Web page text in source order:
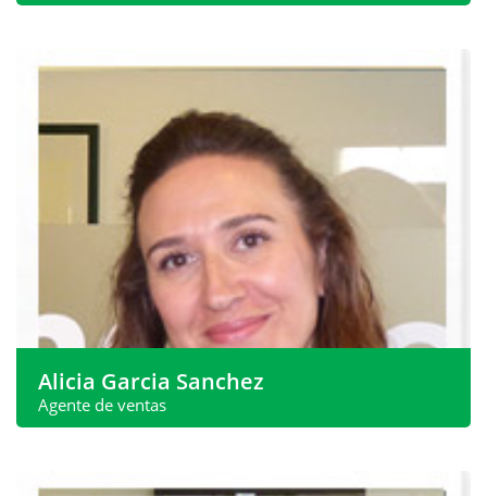
+34 968 199 188
Dirección de correo
sales@spanishproperty.co.uk
Ver más
Alicia Garcia Sanchez
Agente de ventas